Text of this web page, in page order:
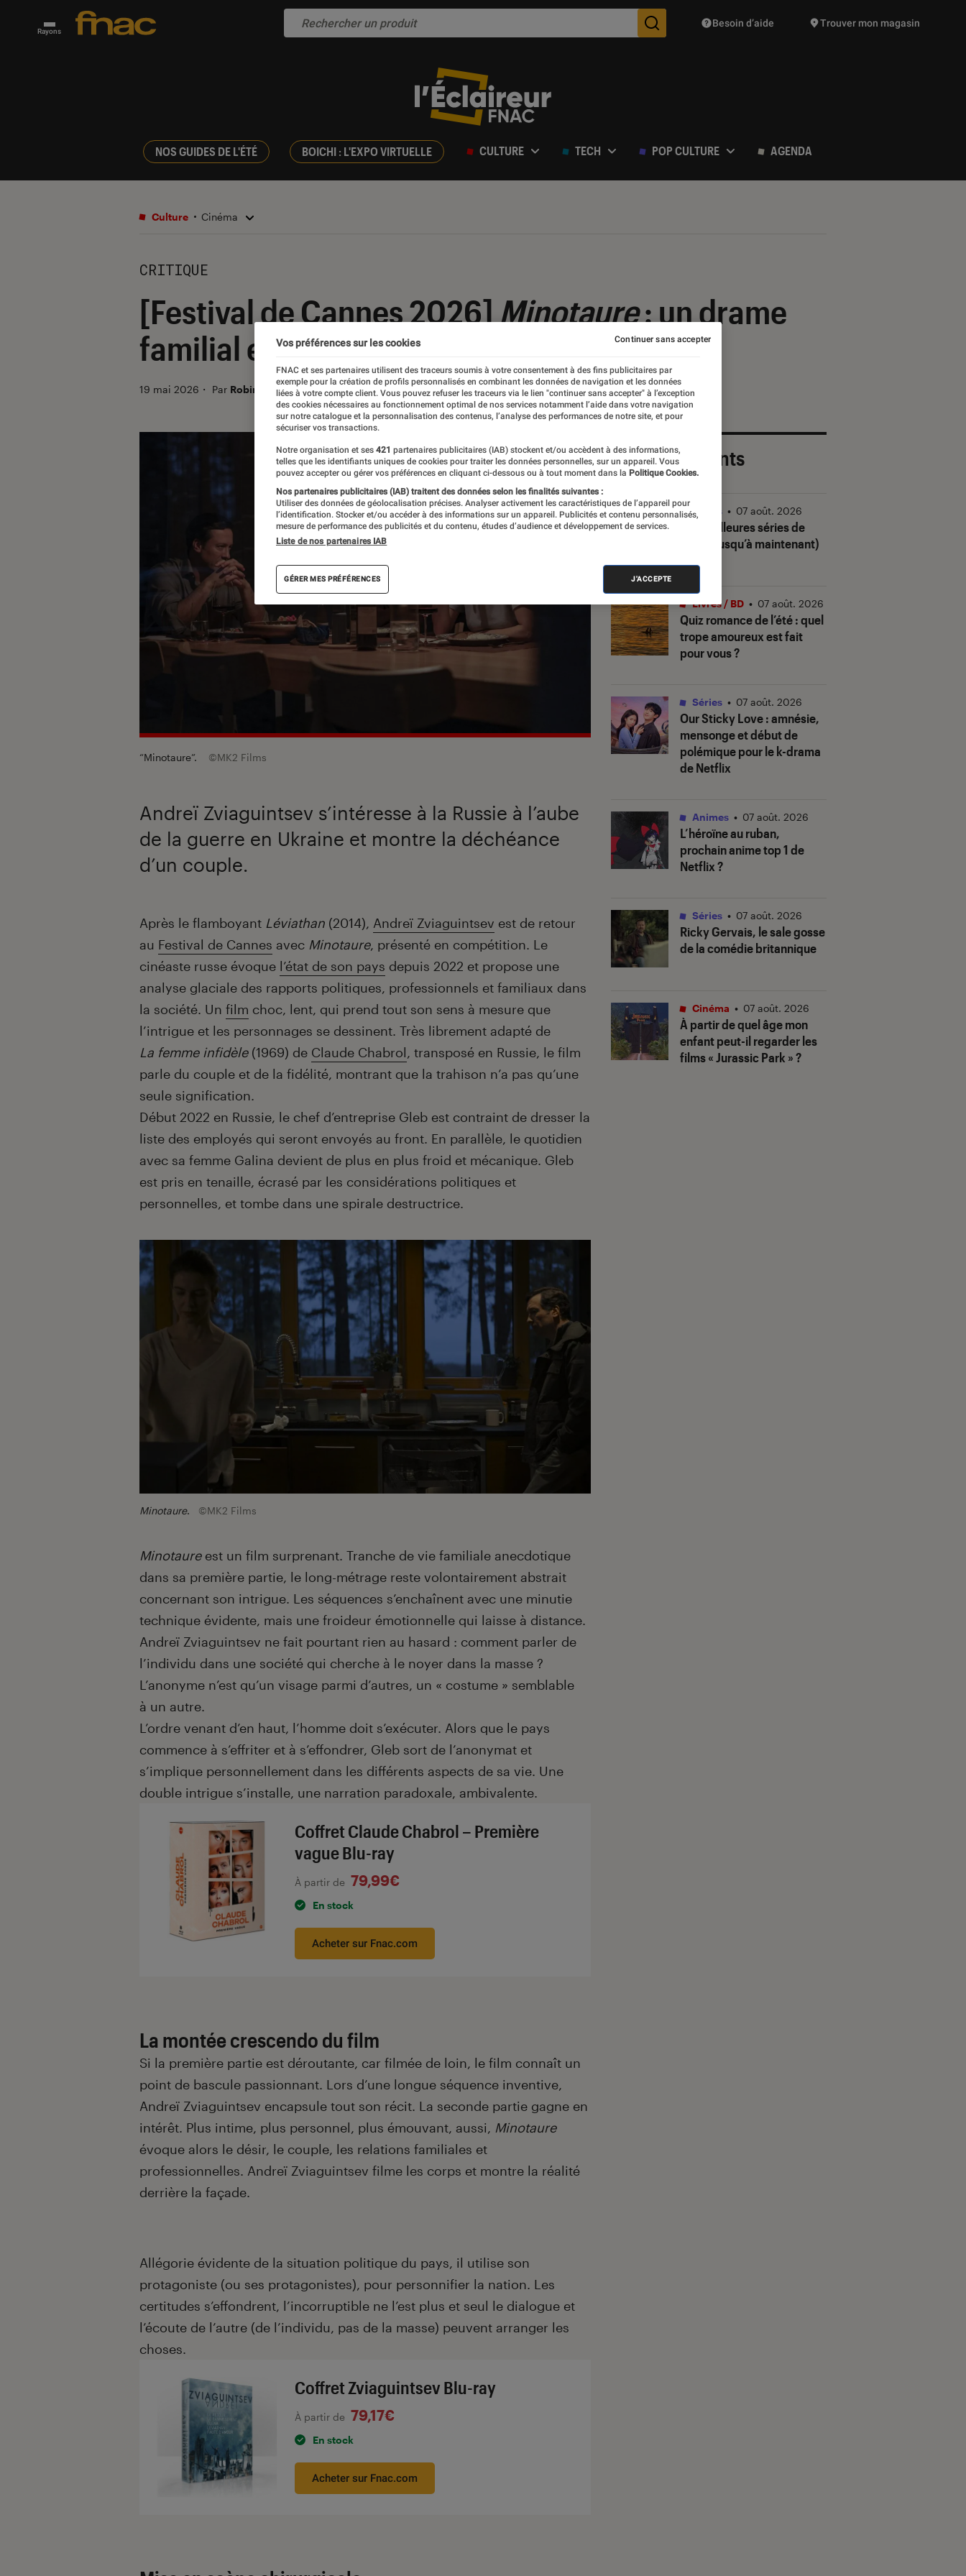
Rayons Des suggestions de produits vont vous être proposées
Besoin d’aide Trouver mon magasin
NOS GUIDES DE L'ÉTÉ BOICHI : L'EXPO VIRTUELLE CULTURE TECH POP CULTURE AGENDA
Culture Cinéma
CRITIQUE
[Festival de Cannes 2026]Minotaure: un drame
familial et national
19 mai 2026 ・ Par Robin Negre
“Minotaure”. ©MK2 Films
Andreï Zviaguintsev s’intéresse à la Russie à l’aube
de la guerre en Ukraine et montre la déchéance
d’un couple.
Introduction
Après le flamboyant Léviathan (2014), Andreï Zviaguintsev est de retour
au Festival de Cannes avec Minotaure, présenté en compétition. Le
cinéaste russe évoque l’état de son pays depuis 2022 et propose une
analyse glaciale des rapports politiques, professionnels et familiaux dans
la société. Un film choc, lent, qui prend tout son sens à mesure que
l’intrigue et les personnages se dessinent. Très librement adapté de
La femme infidèle(1969) de Claude Chabrol, transposé en Russie, le film
parle du couple et de la fidélité, montrant que la trahison n’a pas qu’une
seule signification.
Début 2022 en Russie, le chef d’entreprise Gleb est contraint de dresser la
liste des employés qui seront envoyés au front. En parallèle, le quotidien
avec sa femme Galina devient de plus en plus froid et mécanique. Gleb
est pris en tenaille, écrasé par les considérations politiques et
personnelles, et tombe dans une spirale destructrice.
Minotaure. ©MK2 Films
Minotaureest un film surprenant. Tranche de vie familiale anecdotique
dans sa première partie, le long-métrage reste volontairement abstrait
concernant son intrigue. Les séquences s’enchaînent avec une minutie
technique évidente, mais une froideur émotionnelle qui laisse à distance.
Andreï Zviaguintsev ne fait pourtant rien au hasard : comment parler de
l’individu dans une société qui cherche à le noyer dans la masse ?
L’anonyme n’est qu’un visage parmi d’autres, un « costume » semblable
à un autre.
L’ordre venant d’en haut, l’homme doit s’exécuter. Alors que le pays
commence à s’effriter et à s’effondrer, Gleb sort de l’anonymat et
s’implique personnellement dans les différents aspects de sa vie. Une
double intrigue s’installe, une narration paradoxale, ambivalente.
Coffret Claude Chabrol – Première
vague Blu-ray
À partir de 79,99€
En stock
Acheter sur Fnac.com
La montée crescendo du film
Si la première partie est déroutante, car filmée de loin, le film connaît un
point de bascule passionnant. Lors d’une longue séquence inventive,
Andreï Zviaguintsev encapsule tout son récit. La seconde partie gagne en
intérêt. Plus intime, plus personnel, plus émouvant, aussi, Minotaure
évoque alors le désir, le couple, les relations familiales et
professionnelles. Andreï Zviaguintsev filme les corps et montre la réalité
derrière la façade.
Allégorie évidente de la situation politique du pays, il utilise son
protagoniste (ou ses protagonistes), pour personnifier la nation. Les
certitudes s’effondrent, l’incorruptible ne l’est plus et seul le dialogue et
l’écoute de l’autre (de l’individu, pas de la masse) peuvent arranger les
choses.
Coffret Zviaguintsev Blu-ray
À partir de 79,17€
En stock
Acheter sur Fnac.com
Les plus récents
Les meilleures séries de
2026 (jusqu’à maintenant)
Séries • 07 août. 2026
Quiz romance de l’été : quel
trope amoureux est fait
pour vous ?
Livres / BD • 07 août. 2026
Our Sticky Love: amnésie,
mensonge et début de
polémique pour le k-drama
de Netflix
Séries • 07 août. 2026
L’héroïne au ruban,
prochain anime top 1 de
Netflix ?
Animes • 07 août. 2026
Ricky Gervais, le sale gosse
de la comédie britannique
Séries • 07 août. 2026
À partir de quel âge mon
enfant peut-il regarder les
films « Jurassic Park » ?
Cinéma • 07 août. 2026
Vos préférences sur les cookies
FNAC et ses partenaires utilisent des traceurs soumis à votre consentement à des fins publicitaires par
exemple pour la création de profils personnalisés en combinant les données de navigation et les données
liées à votre compte client. Vous pouvez refuser les traceurs via le lien "continuer sans accepter" à l’exception
des cookies nécessaires au fonctionnement optimal de nos services notamment l’aide dans votre navigation
sur notre catalogue et la personnalisation des contenus, l’analyse des performances de notre site, et pour
sécuriser vos transactions.
Notre organisation et ses 421 partenaires publicitaires (IAB) stockent et/ou accèdent à des informations,
telles que les identifiants uniques de cookies pour traiter les données personnelles, sur un appareil. Vous
pouvez accepter ou gérer vos préférences en cliquant ci-dessous ou à tout moment dans la Politique Cookies.
Nos partenaires publicitaires (IAB) traitent des données selon les finalités suivantes :
Utiliser des données de géolocalisation précises. Analyser activement les caractéristiques de l’appareil pour
l’identification. Stocker et/ou accéder à des informations sur un appareil. Publicités et contenu personnalisés,
mesure de performance des publicités et du contenu, études d’audience et développement de services.
Liste de nos partenaires IAB
GÉRER MES PRÉFÉRENCES J'ACCEPTE
Continuer sans accepter